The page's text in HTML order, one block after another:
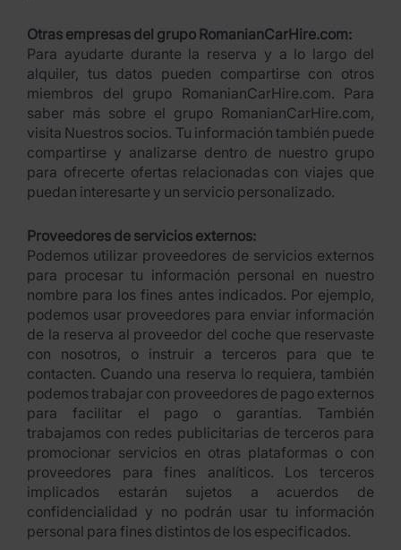
Otras empresas del grupo RomanianCarHire.com:
Para ayudarte durante la reserva y a lo largo del
alquiler, tus datos pueden compartirse con otros
miembros del grupo RomanianCarHire.com. Para
saber más sobre el grupo RomanianCarHire.com,
visita Nuestros socios. Tu información también puede
compartirse y analizarse dentro de nuestro grupo
para ofrecerte ofertas relacionadas con viajes que
puedan interesarte y un servicio personalizado.
Proveedores de servicios externos:
Podemos utilizar proveedores de servicios externos
para procesar tu información personal en nuestro
nombre para los fines antes indicados. Por ejemplo,
podemos usar proveedores para enviar información
de la reserva al proveedor del coche que reservaste
con nosotros, o instruir a terceros para que te
contacten. Cuando una reserva lo requiera, también
podemos trabajar con proveedores de pago externos
para facilitar el pago o garantías. También
trabajamos con redes publicitarias de terceros para
promocionar servicios en otras plataformas o con
proveedores para fines analíticos. Los terceros
implicados estarán sujetos a acuerdos de
confidencialidad y no podrán usar tu información
personal para fines distintos de los especificados.